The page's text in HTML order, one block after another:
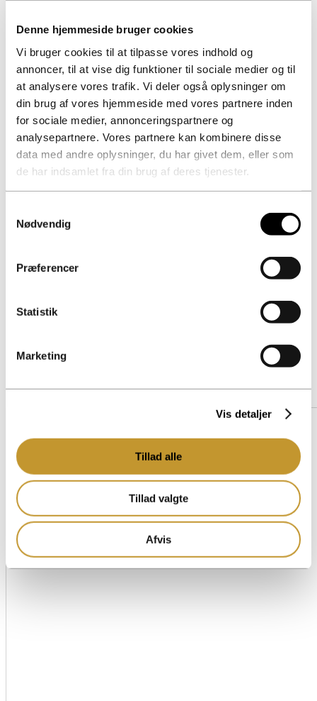
Denne hjemmeside bruger cookies
Vi bruger cookies til at tilpasse vores indhold og
annoncer, til at vise dig funktioner til sociale medier og til
at analysere vores trafik. Vi deler også oplysninger om
din brug af vores hjemmeside med vores partnere inden
for sociale medier, annonceringspartnere og
analysepartnere. Vores partnere kan kombinere disse
data med andre oplysninger, du har givet dem, eller som
de har indsamlet fra din brug af deres tjenester.
Nødvendig
Præferencer
Statistik
Marketing
Vis detaljer
Tillad alle
Tillad valgte
Afvis